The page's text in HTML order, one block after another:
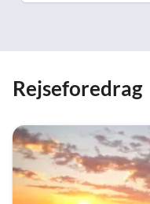
Rejseforedrag